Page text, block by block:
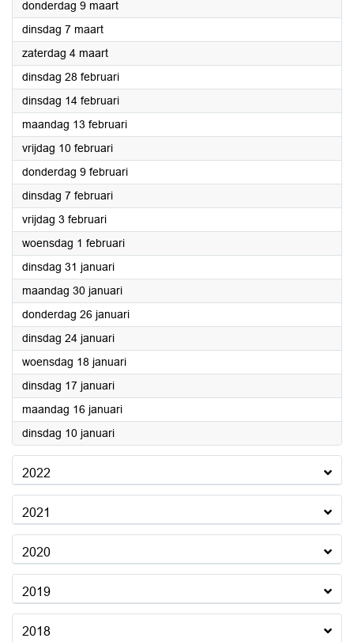
donderdag 9 maart2023
dinsdag 7 maart2023
zaterdag 4 maart2023
dinsdag 28 februari2023
dinsdag 14 februari2023
maandag 13 februari2023
vrijdag 10 februari2023
donderdag 9 februari2023
dinsdag 7 februari2023
vrijdag 3 februari2023
woensdag 1 februari2023
dinsdag 31 januari2023
maandag 30 januari2023
donderdag 26 januari2023
dinsdag 24 januari2023
woensdag 18 januari2023
dinsdag 17 januari2023
maandag 16 januari2023
dinsdag 10 januari2023
2022
2021
2020
2019
2018